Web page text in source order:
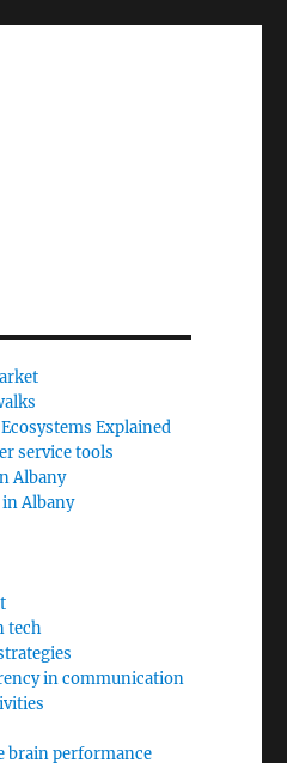
Explained
service tools
Albany
Albany
tech
in communication
brain performance